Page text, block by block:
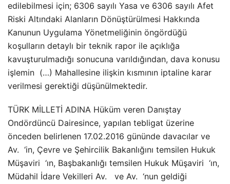
edilebilmesi için; 6306 sayılı Yasa ve 6306 sayılı Afet
Riski Altındaki Alanların Dönüştürülmesi Hakkında
Kanunun Uygulama Yönetmeliğinin öngördüğü
koşulların detaylı bir teknik rapor ile açıklığa
kavuşturulmadığı sonucuna varıldığından, dava konusu
işlemin (…) Mahallesine ilişkin kısmının iptaline karar
verilmesi gerektiği düşünülmektedir.
TÜRK MİLLETİ ADINA Hüküm veren Danıştay
Ondördüncü Dairesince, yapılan tebligat üzerine
önceden belirlenen 17.02.2016 gününde davacılar ve
Av. ‘in, Çevre ve Şehircilik Bakanlığını temsilen Hukuk
Müşaviri ‘ın, Başbakanlığı temsilen Hukuk Müşaviri ‘ın,
Müdahil İdare Vekilleri Av. ve Av. ‘nun geldiği